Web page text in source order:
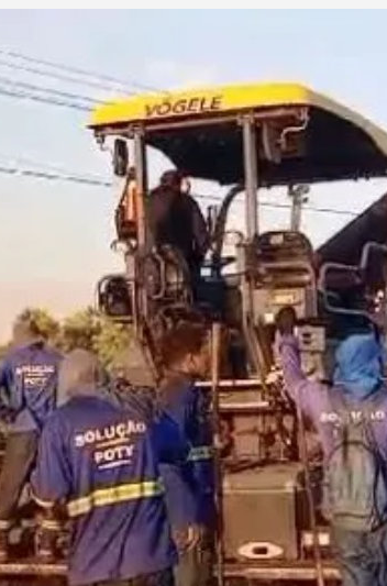
tem à frente o prefeito Edilson Capote (PSD)
do estado, uma equipe do
de Estradas e Rodagens (DER)
na última quinta-feira…
More…